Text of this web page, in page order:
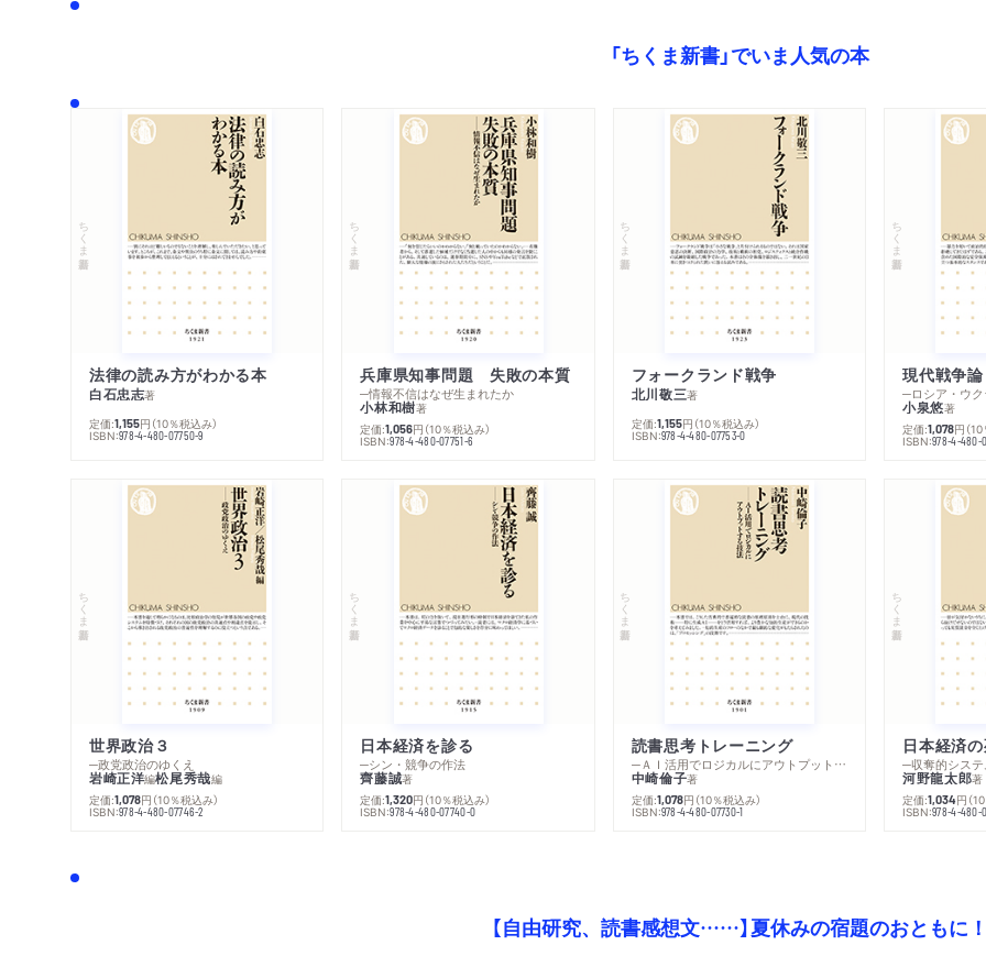
ディア情報リテラシー教
でも勝てない／揺らぐ既
策
第５章 人類総メディア
１ 人類総メディア時代
「誰もが発信者」の光と
こと／①拡散前にひと呼
ない」と過信しない／①
を見極める／③複数の情
家族が陰謀論にはまった
き」の最優先課題
２ 歴史から「今」を見る
軍事が最も重視された18
／情報社会の始まり
３ 「表現の自由」を軸と
情報社会の発展期に差し
あとがきにかえて──情報
参考文献
「ちくま新書」でいま人気の本
ちくま新書
法律の読み方がわかる本
白石忠志著
定価:1,155円 （10％税込み）
ISBN:978-4-480-07750-9
ちくま新書
兵庫県知事問題 失敗の本質
─情報不信はなぜ生まれたか
小林和樹著
定価:1,056円 （10％税込み）
ISBN:978-4-480-07751-6
ちくま新書
フォークランド戦争
北川敬三著
定価:1,155円 （10％税込み）
ISBN:978-4-480-07753-0
ちくま新書
現代戦争論
小泉悠著
定価:1,078円 （
ISBN:978-4-480-
ちくま新書
世界政治３
─政党政治のゆくえ
岩崎正洋編松尾秀哉編
定価:1,078円 （10％税込み）
ISBN:978-4-480-07746-2
ちくま新書
日本経済を診る
─シン・競争の作法
齊藤誠著
定価:1,320円 （10％税込み）
ISBN:978-4-480-07740-0
ちくま新書
読書思考トレーニング
─ＡＩ活用でロジカルにアウトプットする技法
中崎倫子著
定価:1,078円 （10％税込み）
ISBN:978-4-480-07730-1
ちくま新書
日本経済
─収奪的シス
河野龍太郎著
定価:1,034円 （
ISBN:978-4-480-
【自由研究、読書感想文……】夏休みの宿題のおともに！